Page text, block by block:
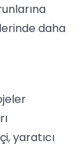
daha
yaratıcı